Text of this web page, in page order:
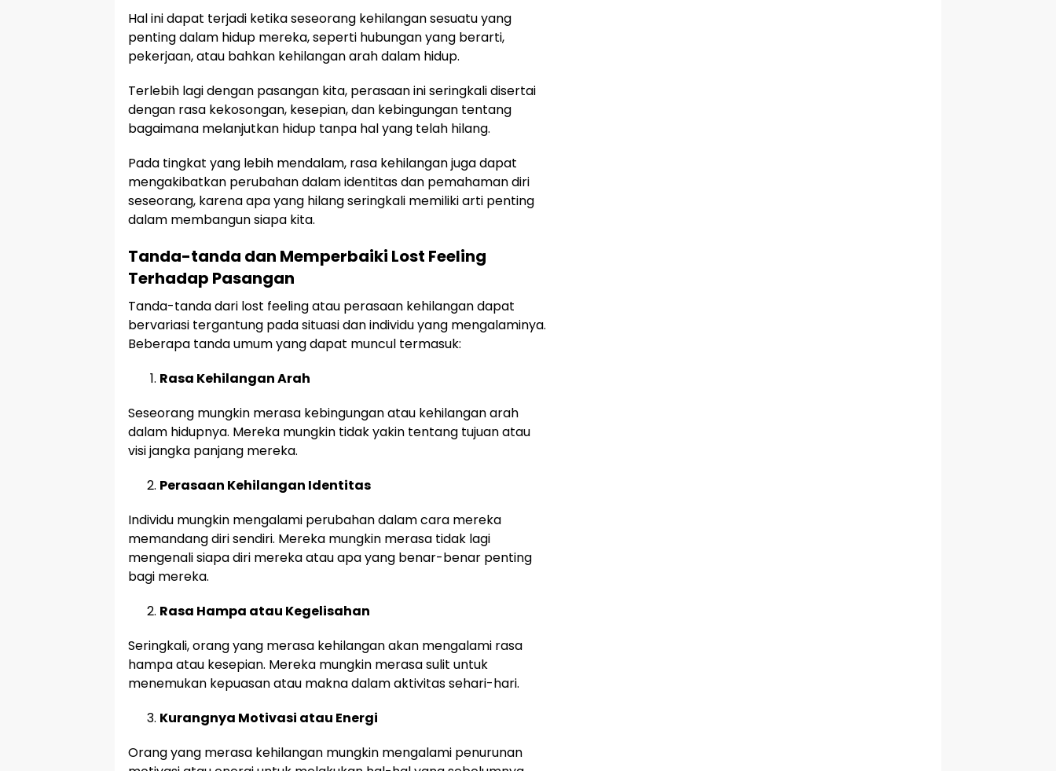
Hal ini dapat terjadi ketika seseorang kehilangan sesuatu yang
penting dalam hidup mereka, seperti hubungan yang berarti,
pekerjaan, atau bahkan kehilangan arah dalam hidup.
Terlebih lagi dengan pasangan kita, perasaan ini seringkali disertai
dengan rasa kekosongan, kesepian, dan kebingungan tentang
bagaimana melanjutkan hidup tanpa hal yang telah hilang.
Pada tingkat yang lebih mendalam, rasa kehilangan juga dapat
mengakibatkan perubahan dalam identitas dan pemahaman diri
seseorang, karena apa yang hilang seringkali memiliki arti penting
dalam membangun siapa kita.
Tanda-tanda dan Memperbaiki Lost Feeling
Terhadap Pasangan
Tanda-tanda dari lost feeling atau perasaan kehilangan dapat
bervariasi tergantung pada situasi dan individu yang mengalaminya.
Beberapa tanda umum yang dapat muncul termasuk:
Rasa Kehilangan Arah
Seseorang mungkin merasa kebingungan atau kehilangan arah
dalam hidupnya. Mereka mungkin tidak yakin tentang tujuan atau
visi jangka panjang mereka.
Perasaan Kehilangan Identitas
Individu mungkin mengalami perubahan dalam cara mereka
memandang diri sendiri. Mereka mungkin merasa tidak lagi
mengenali siapa diri mereka atau apa yang benar-benar penting
bagi mereka.
Rasa Hampa atau Kegelisahan
Seringkali, orang yang merasa kehilangan akan mengalami rasa
hampa atau kesepian. Mereka mungkin merasa sulit untuk
menemukan kepuasan atau makna dalam aktivitas sehari-hari.
Kurangnya Motivasi atau Energi
Orang yang merasa kehilangan mungkin mengalami penurunan